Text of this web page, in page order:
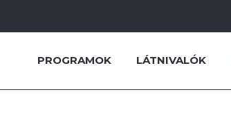
PROGRAMOK LÁTNIVALÓK